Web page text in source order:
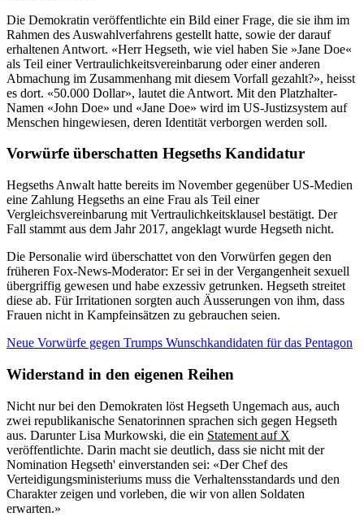
Die Demokratin veröffentlichte ein Bild einer Frage, die sie ihm im
Rahmen des Auswahlverfahrens gestellt hatte, sowie der darauf
erhaltenen Antwort. «Herr Hegseth, wie viel haben Sie »Jane Doe«
als Teil einer Vertraulichkeitsvereinbarung oder einer anderen
Abmachung im Zusammenhang mit diesem Vorfall gezahlt?», heisst
es dort. «50.000 Dollar», lautet die Antwort. Mit den Platzhalter-
Namen «John Doe» und «Jane Doe» wird im US-Justizsystem auf
Menschen hingewiesen, deren Identität verborgen werden soll.
Vorwürfe überschatten Hegseths Kandidatur
Hegseths Anwalt hatte bereits im November gegenüber US-Medien
eine Zahlung Hegseths an eine Frau als Teil einer
Vergleichsvereinbarung mit Vertraulichkeitsklausel bestätigt. Der
Fall stammt aus dem Jahr 2017, angeklagt wurde Hegseth nicht.
Die Personalie wird überschattet von den Vorwürfen gegen den
früheren Fox-News-Moderator: Er sei in der Vergangenheit sexuell
übergriffig gewesen und habe exzessiv getrunken. Hegseth streitet
diese ab. Für Irritationen sorgten auch Äusserungen von ihm, dass
Frauen nicht in Kampfeinsätzen zu gebrauchen seien.
Neue Vorwürfe gegen Trumps Wunschkandidaten für das Pentagon
Widerstand in den eigenen Reihen
Nicht nur bei den Demokraten löst Hegseth Ungemach aus, auch
zwei republikanische Senatorinnen sprachen sich gegen Hegseth
aus. Darunter Lisa Murkowski, die ein Statement auf X
veröffentlichte. Darin macht sie deutlich, dass sie nicht mit der
Nomination Hegseth' einverstanden sei: «Der Chef des
Verteidigungsministeriums muss die Verhaltensstandards und den
Charakter zeigen und vorleben, die wir von allen Soldaten
erwarten.»